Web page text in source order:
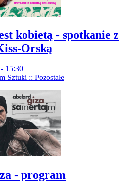
kobietą - spotkanie z
Orską
15:30
Sztuki :: Pozostałe
- program